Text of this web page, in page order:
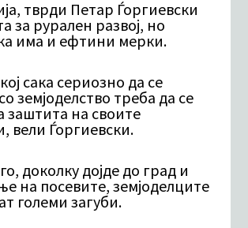
тврди Петар Ѓоргиевски
за рурален развој, но
има и ефтини мерки.
сака сериозно да се
земјоделство треба да се
заштита на своите
вели Ѓоргиевски.
доколку дојде до град и
на посевите, земјоделците
големи загуби.